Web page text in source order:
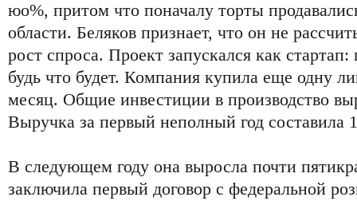
юо%, притом что поначалу торты
области. Беляков признает, что он не
рост спроса. Проект запускался как
будь что будет. Компания купила еще одну
месяц. Общие инвестиции в производство
Выручка за первый неполный год составила
В следующем году она выросла почти
заключила первый договор с федеральной